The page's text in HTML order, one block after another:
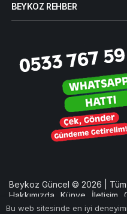
Bu web sitesinde en iyi
BEYKOZ REHBER
Beykoz Güncel © 2026 | Tüm
Hakkımızda
Künye İletişim